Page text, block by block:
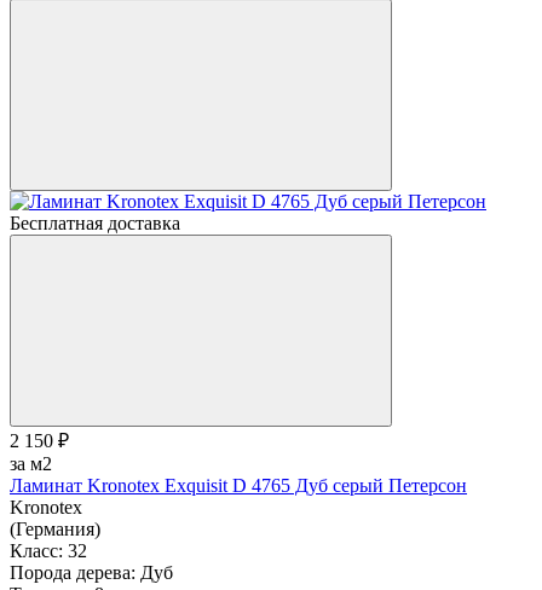
Бесплатная доставка
2 150 ₽
за м2
Ламинат Kronotex Exquisit D 4765 Дуб серый Петерсон
Kronotex
(Германия)
Класс: 32
Порода дерева: Дуб